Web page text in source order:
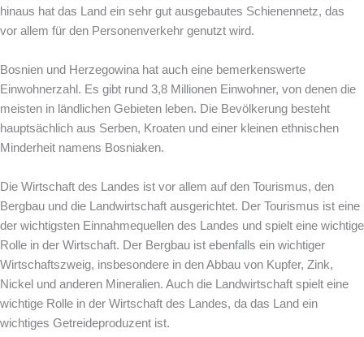
hinaus hat das Land ein sehr gut ausgebautes Schienennetz, das
vor allem für den Personenverkehr genutzt wird.
Bosnien und Herzegowina hat auch eine bemerkenswerte
Einwohnerzahl. Es gibt rund 3,8 Millionen Einwohner, von denen die
meisten in ländlichen Gebieten leben. Die Bevölkerung besteht
hauptsächlich aus Serben, Kroaten und einer kleinen ethnischen
Minderheit namens Bosniaken.
Die Wirtschaft des Landes ist vor allem auf den Tourismus, den
Bergbau und die Landwirtschaft ausgerichtet. Der Tourismus ist eine
der wichtigsten Einnahmequellen des Landes und spielt eine wichtige
Rolle in der Wirtschaft. Der Bergbau ist ebenfalls ein wichtiger
Wirtschaftszweig, insbesondere in den Abbau von Kupfer, Zink,
Nickel und anderen Mineralien. Auch die Landwirtschaft spielt eine
wichtige Rolle in der Wirtschaft des Landes, da das Land ein
wichtiges Getreideproduzent ist.